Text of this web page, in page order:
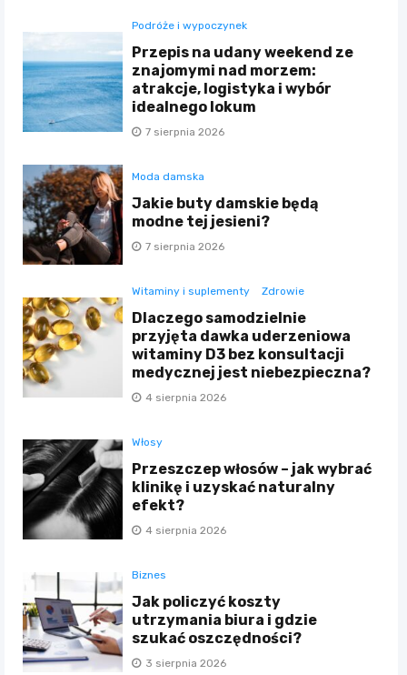
Podróże i wypoczynek
Przepis na udany weekend ze
znajomymi nad morzem:
atrakcje, logistyka i wybór
idealnego lokum
7 sierpnia 2026
Moda damska
Jakie buty damskie będą
modne tej jesieni?
7 sierpnia 2026
Witaminy i suplementy Zdrowie
Dlaczego samodzielnie
przyjęta dawka uderzeniowa
witaminy D3 bez konsultacji
medycznej jest niebezpieczna?
4 sierpnia 2026
Włosy
Przeszczep włosów – jak wybrać
klinikę i uzyskać naturalny
efekt?
4 sierpnia 2026
Biznes
Jak policzyć koszty
utrzymania biura i gdzie
szukać oszczędności?
3 sierpnia 2026